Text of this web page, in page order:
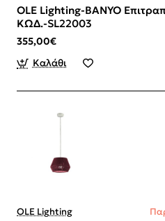
OLE Lighting-BANYO
ΚΩΔ.-SL22003
355,00€
Καλάθι
OLE Lighting